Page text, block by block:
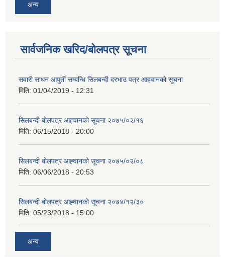
अन्य
सार्वजनिक खरिद/बोलपत्र सूचना
सवारी साधन आपुर्ती सम्बन्धि सिलबन्दी दरभाउ पत्र आहवानको सूचना
मिति: 01/04/2019 - 12:31
सिलबन्दी बोलपत्र आह्‍वानको सूचना २०७५/०२/१६
मिति: 06/15/2018 - 20:00
सिलबन्दी बोलपत्र आह्‍वानको सूचना २०७५/०२/०८
मिति: 06/06/2018 - 20:53
सिलबन्दी बोलपत्र आह्‍वानको सूचना २०७४/१२/३०
मिति: 05/23/2018 - 15:00
अन्य